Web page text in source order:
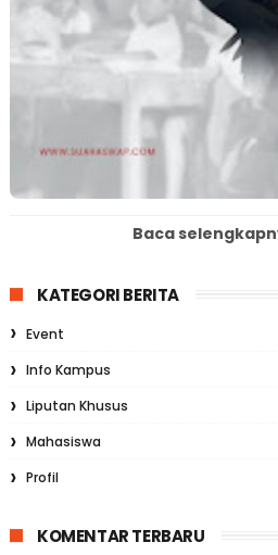
Baca
KATEGORI BERITA
Event
Info Kampus
Liputan Khusus
Mahasiswa
Profil
KOMENTAR TERBARU